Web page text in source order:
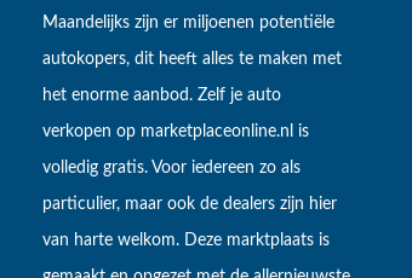
Maandelijks zijn er miljoenen potentiële
autokopers, dit heeft alles te maken met
het enorme aanbod. Zelf je auto
verkopen op marketplaceonline.nl is
volledig gratis. Voor iedereen zo als
particulier, maar ook de dealers zijn hier
van harte welkom. Deze marktplaats is